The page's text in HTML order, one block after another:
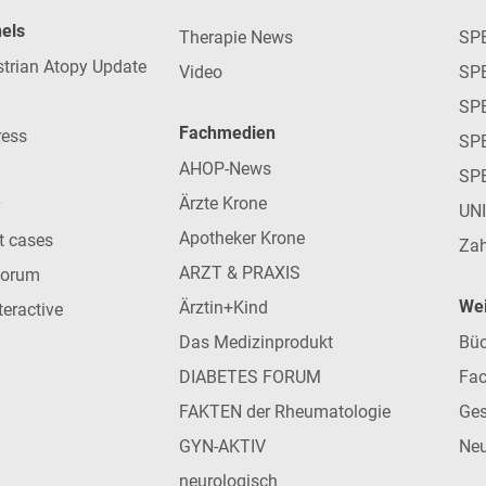
Atopy Update
cases
Therapie News
Video
Fachmedien
AHOP-News
Ärzte Krone
Apotheker Krone
ARZT & PRAXIS
Ärztin+Kind
Das Medizinprodukt
DIABETES FORUM
FAKTEN der Rheumatologie
GYN-AKTIV
neurologisch